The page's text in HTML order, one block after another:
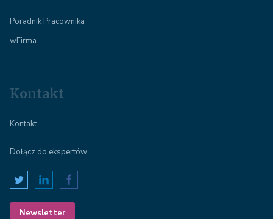
Poradnik Pracownika
wFirma
Kontakt
Kontakt
Dołącz do ekspertów
Newsletter